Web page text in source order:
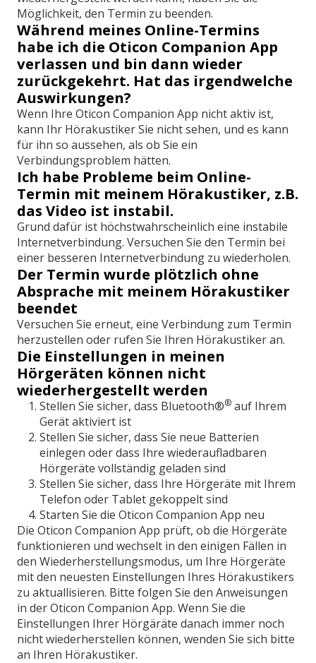
Möglichkeit, den Termin zu beenden.
Während meines Online-Termins
habe ich die Oticon Companion App
verlassen und bin dann wieder
zurückgekehrt. Hat das irgendwelche
Auswirkungen?
Wenn Ihre Oticon Companion App nicht aktiv ist,
kann Ihr Hörakustiker Sie nicht sehen, und es kann
für ihn so aussehen, als ob Sie ein
Verbindungsproblem hätten.
Ich habe Probleme beim Online-
Termin mit meinem Hörakustiker, z.B.
das Video ist instabil.
Grund dafür ist höchstwahrscheinlich eine instabile
Internetverbindung. Versuchen Sie den Termin bei
einer besseren Internetverbindung zu wiederholen.
Der Termin wurde plötzlich ohne
Absprache mit meinem Hörakustiker
beendet
Versuchen Sie erneut, eine Verbindung zum Termin
herzustellen oder rufen Sie Ihren Hörakustiker an.
Die Einstellungen in meinen
Hörgeräten können nicht
wiederhergestellt werden
Stellen Sie sicher, dass Bluetooth®® auf Ihrem
Gerät aktiviert ist
Stellen Sie sicher, dass Sie neue Batterien
einlegen oder dass Ihre wiederaufladbaren
Hörgeräte vollständig geladen sind
Stellen Sie sicher, dass Ihre Hörgeräte mit Ihrem
Telefon oder Tablet gekoppelt sind
Starten Sie die Oticon Companion App neu
Die Oticon Companion App prüft, ob die Hörgeräte
funktionieren und wechselt in den einigen Fällen in
den Wiederherstellungsmodus, um Ihre Hörgeräte
mit den neuesten Einstellungen Ihres Hörakustikers
zu aktuallisieren. Bitte folgen Sie den Anweisungen
in der Oticon Companion App. Wenn Sie die
Einstellungen Ihrer Hörgäräte danach immer noch
nicht wiederherstellen können, wenden Sie sich bitte
an Ihren Hörakustiker.